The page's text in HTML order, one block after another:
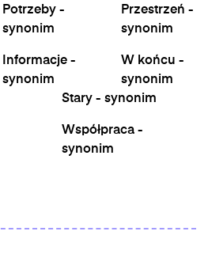
Potrzeby -
synonim
Informacje -
synonim
Przestrzeń -
synonim
W końcu -
synonim
Stary - synonim
Współpraca -
synonim